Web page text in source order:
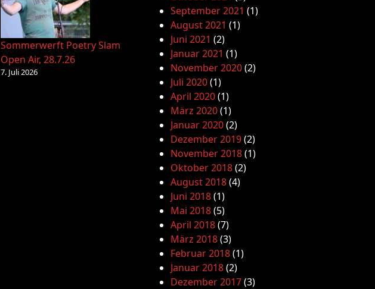
Sommerwerft Poetry Slam
Open Air, 28.7.26
7. Juli 2026
September 2021 (1)
August 2021 (1)
Juni 2021 (2)
Januar 2021 (1)
November 2020(2)
Juli 2020(1)
April 2020(1)
März 2020(1)
Januar 2020(2)
Dezember 2019(2)
November 2018(1)
Oktober 2018(2)
August 2018(4)
Juni 2018(1)
Mai 2018(5)
April 2018(7)
März 2018(3)
Februar 2018(1)
Januar 2018(2)
Dezember 2017(3)